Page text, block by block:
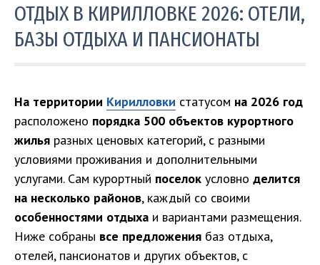
ОТДЫХ В КИРИЛЛОВКЕ 2026: ОТЕЛИ,
БАЗЫ ОТДЫХА И ПАНСИОНАТЫ
На территории Кирилловки статусом на 2026 год
расположено порядка 500 объектов курортного
жилья разных ценовых категорий, с разными
условиями проживания и дополнительными
услугами. Сам курортный поселок условно делится
на несколько районов, каждый со своими
особенностями отдыха и вариантами размещения.
Ниже собраны все предложения баз отдыха,
отелей, пансионатов и других объектов, с